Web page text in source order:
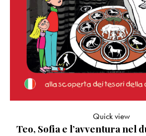
Teo, Sofia e l’avventura nel
Quick view